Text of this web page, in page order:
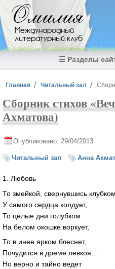
Перейти к основному содержанию
Омилия
Международный
литературный клуб
☰ Разделы
Вы здесь
Главная Читальный зал
Сборник стихов
Ахматова)
Опубликовано: 29/04/2013
Читальный зал Анна
1. Любовь
То змейкой, свернувшись клубком,
У самого сердца колдует,
То целые дни голубком
На белом окошке воркует,
То в инее ярком блеснет,
Почудится в дреме левкоя...
Но верно и тайно ведет